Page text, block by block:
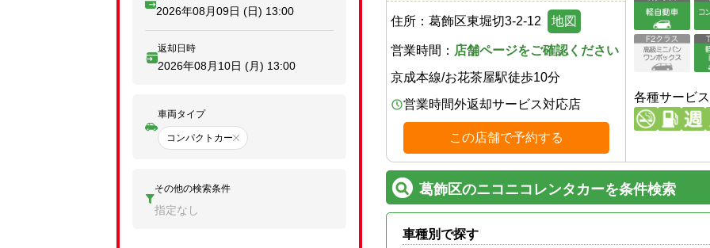
住所： 葛飾区東堀切3-2-12 地図
営業時間： 店舗ページをご確認ください
京成本線/お花茶屋駅徒歩10分
営業時間外返却サービス対応店
この店舗で予約する
各種サービス
葛飾区のニコニコレンタカーを条件検索
車種別で探す
2026年08月09日 (日) 13:00
返却日時
2026年08月10日 (月) 13:00
車両タイプ
コンパクトカー
その他の検索条件
指定なし